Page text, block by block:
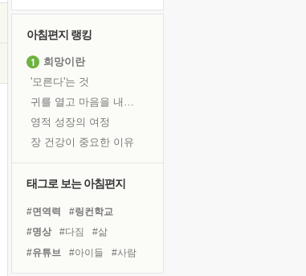
아침편지 랭킹
희망이란
'모른다'는 것
귀를 열고 마음을 내어주고
영적 성장의 여정
장 건강이 중요한 이유
태그로 보는 아침편지
#면역력
#링컨학교
#명상
#다짐
#삶
#유튜브
#아이들
#사람